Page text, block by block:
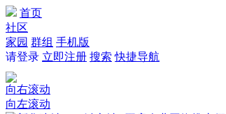
首页
社区
家园 群组 手机版
请登录 立即注册 搜索 快捷导航
向右滚动
向左滚动